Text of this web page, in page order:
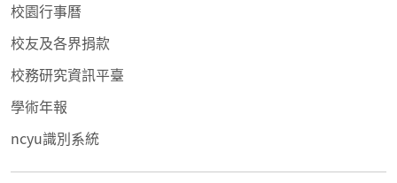
校園行事曆
校友及各界捐款
校務研究資訊平臺
學術年報
ncyu識別系統